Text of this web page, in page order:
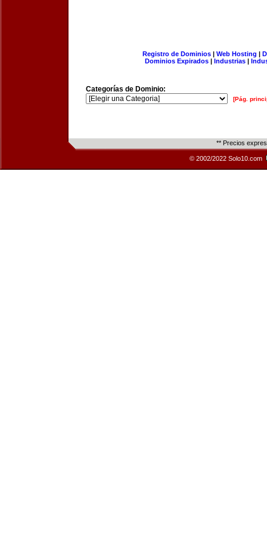
Registro de Dominios| Web Hosting |
Dominios Expirados | Industrias |
Categorías de Dominio:
[Pág.
** Precios
© 2002/2022 Solo10.com